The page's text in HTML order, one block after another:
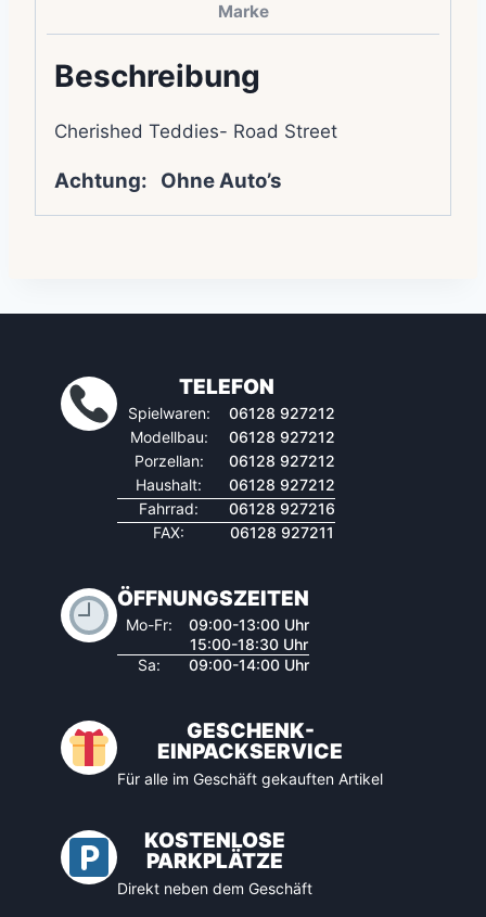
Marke
Beschreibung
Cherished Teddies- Road Street
Achtung: Ohne Auto’s
TELEFON
Spielwaren:
06128 927212
Modellbau:
06128 927212
Porzellan:
06128 927212
Haushalt:
06128 927212
Fahrrad:
06128 927216
FAX:
06128 927211
ÖFFNUNGSZEITEN
Mo-Fr:
09:00-13:00 Uhr
15:00-18:30 Uhr
Sa:
09:00-14:00 Uhr
GESCHENK-
EINPACKSERVICE
Für alle im Geschäft gekauften Artikel
KOSTENLOSE
PARKPLÄTZE
Direkt neben dem Geschäft